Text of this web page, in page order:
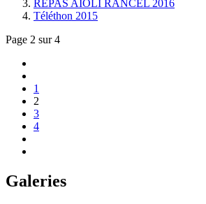
REPAS AIOLI RANCEL 2016
Téléthon 2015
Page 2 sur 4
1
2
3
4
Galeries